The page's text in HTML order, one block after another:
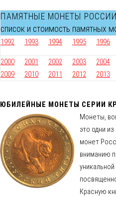
ПАМЯТНЫЕ МОНЕТЫ РОССИИ
список и стоимость памятных
1992 1993 1994 1995 1996
2000 2001 2002 2003 2004
2009
2010 2011 2012 2013
ЮБИЛЕЙНЫЕ МОНЕТЫ СЕРИИ
Монеты,
это одни
монет
вниманию
Красную